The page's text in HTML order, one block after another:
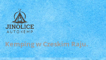
Kemping w Czeskim Raju.